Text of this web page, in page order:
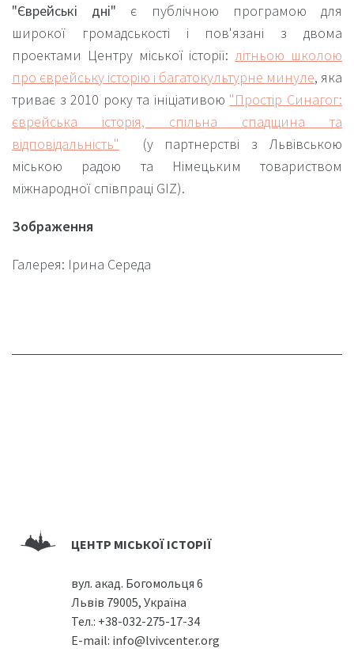
"Єврейські дні" є публічною програмою для
широкої громадськості і пов'язані з двома
проектами Центру міської історії:літньою школою
про єврейську історію і багатокультурне минуле, яка
триває з 2010 року та ініціативою "Простір Синагог:
єврейська історія, спільна спадщина та
відповідальність" (у партнерстві з Львівською
міською радою та Німецьким товариством
міжнародної співпраці GIZ).
Зображення
Галерея: Ірина Середа
ЦЕНТР МІСЬКОЇ ІСТОРІЇ
вул. акад. Богомольця 6
Львів 79005, Україна
Тел.: +38-032-275-17-34
E-mail: info@lvivcenter.org